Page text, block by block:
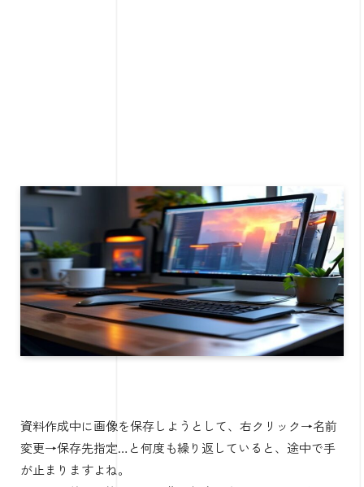
資料作成中に画像を保存しようとして、右クリック→名前
変更→保存先指定…と何度も繰り返していると、途中で手
が止まりますよね。